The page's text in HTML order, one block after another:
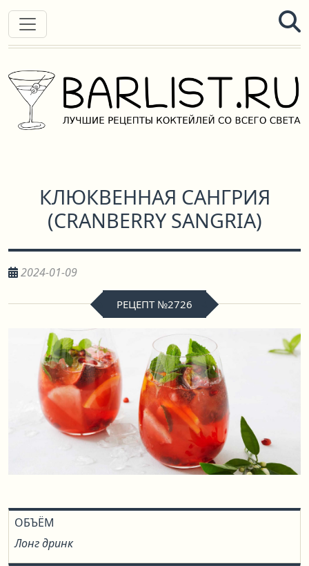
КЛЮКВЕННАЯ САНГРИЯ
(CRANBERRY SANGRIA)
2024-01-09
РЕЦЕПТ №2726
ОБЪЁМ
Лонг дринк